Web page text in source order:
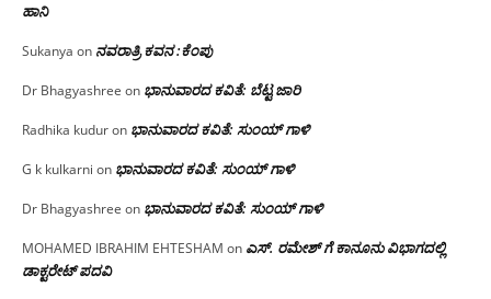
ಹಾನಿ
Sukanya on ನವರಾತ್ರಿ ಕವನ :ಕೆಂಪು
Dr Bhagyashree on ಭಾನುವಾರದ ಕವಿತೆ: ಬೆಟ್ಟ ಜಾರಿ
Radhika kuduron ಭಾನುವಾರದ ಕವಿತೆ: ಸುಂಯ್ ಗಾಳಿ
G k kulkarni on ಭಾನುವಾರದ ಕವಿತೆ: ಸುಂಯ್ ಗಾಳಿ
Dr Bhagyashree on ಭಾನುವಾರದ ಕವಿತೆ: ಸುಂಯ್ ಗಾಳಿ
MOHAMED IBRAHIM EHTESHAM on ಎಸ್. ರಮೇಶ್ ಗೆ ಕಾನೂನು ವಿಭಾಗದಲ್ಲಿ
ಡಾಕ್ಟರೇಟ್ ಪದವಿ